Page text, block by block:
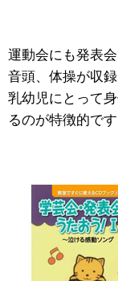
運動会にも発表
音頭、体操が収
乳幼児にとって
るのが特徴的です